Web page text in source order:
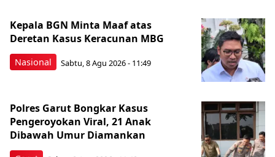
Nasional
Kepala BGN Minta Maaf atas
Deretan Kasus Keracunan MBG
Sabtu, 8 Agu 2026 - 11:49
Polres Garut Bongkar Kasus
Pengeroyokan Viral, 21 Anak
Dibawah Umur Diamankan